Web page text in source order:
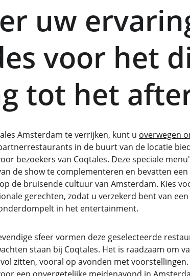
uw
voor het
tot het
Amsterdam te verrijken, kunt u overwegen
in de buurt van de locatie
bezoekers van Coqtales. Deze speciale
de show te complementeren en bevatten
de bruisende cultuur van Amsterdam. Kies
gerechten, zodat u verzekerd bent van
in het entertainment.
sfeer vormen deze geselecteerde
staan ​​bij Coqtales. Het is raadzaam om
zitten, vooral op avonden met